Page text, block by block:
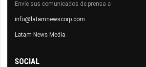
Envíe sus comunicados de prensa a
info@latamnewscorp.com
Latam News Media
SOCIAL